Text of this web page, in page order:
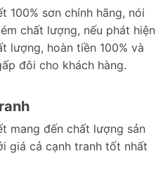
100% sơn chính hãng, nói
chất lượng, nếu phát hiện
lượng, hoàn tiền 100% và
đôi cho khách hàng.
mang đến chất lượng sản
giá cả cạnh tranh tốt nhất